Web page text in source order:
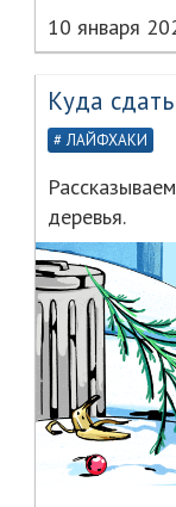
10 января
Куда
ЛАЙФХАКИ
деревья.